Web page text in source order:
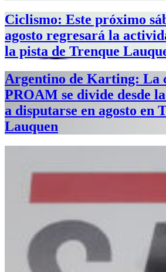
Ciclismo: Este próximo
agosto regresará la
la pista de Trenque
Argentino de Karting: La
PROAM se divide desde
a disputarse en agosto en
Lauquen